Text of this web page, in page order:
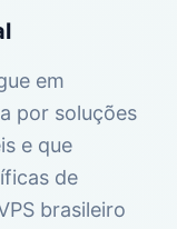
em
por soluções
e que
de
brasileiro